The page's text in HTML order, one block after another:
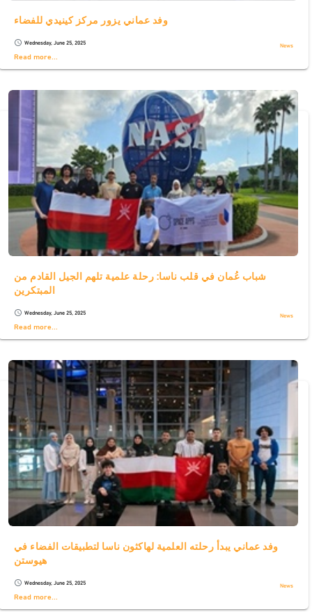
وفد عماني يزور مركز كينيدي للفضاء
schedule Wednesday, June 25, 2025 News
Read more...
شباب عُمان في قلب ناسا: رحلة علمية تلهم الجيل القادم من
المبتكرين
schedule Wednesday, June 25, 2025 News
Read more...
وفد عماني يبدأ رحلته العلمية لهاكثون ناسا لتطبيقات الفضاء في
هيوستن
schedule Wednesday, June 25, 2025 News
Read more...